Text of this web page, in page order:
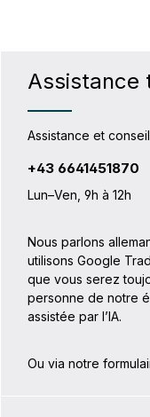
Assistance
Assistance et
+43 6641451870
Lun–Ven, 9h à 12h
Nous parlons
utilisons Google
que vous serez
personne de notre
assistée par l’IA.
Ou via notre